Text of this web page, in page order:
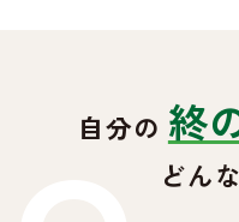
自分の 終
どん